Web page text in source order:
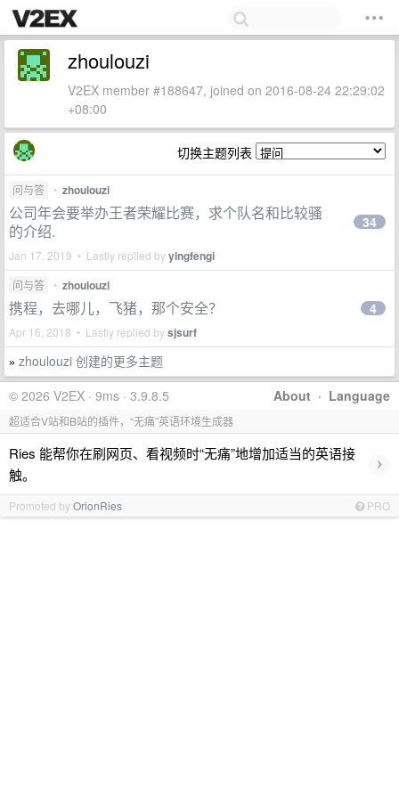
zhoulouzi
V2EX member #188647, joined on 2016-08-24 22:29:02
+08:00
切换主题列表
问与答 • zhoulouzi
公司年会要举办王者荣耀比赛，求个队名和比较骚
的介绍.
Jan 17, 2019 • Lastly replied byyingfengi
34
问与答 • zhoulouzi
携程，去哪儿，飞猪，那个安全？
Apr 16, 2018 • Lastly replied bysjsurf
4
» zhoulouzi 创建的更多主题
About · Language
© 2026 V2EX · 9ms · 3.9.8.5
超适合V站和B站的插件，“无痛”英语环境生成器
Ries 能帮你在刷网页、看视频时“无痛”地增加适当的英语接
触。
›
Promoted byOrionRies PRO